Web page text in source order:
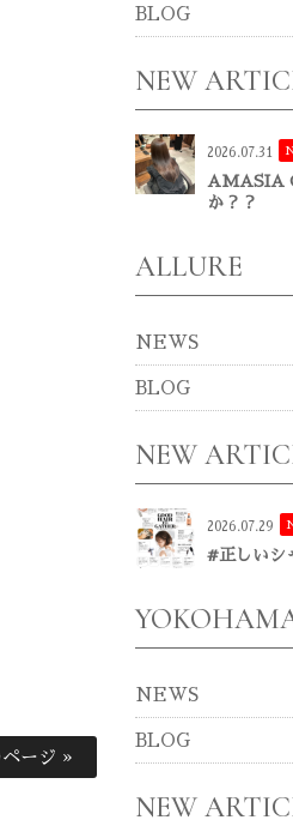
ージ »
BLOG
NEW
2026.07.31
AMASIA
か？？
ALLURE
NEWS
BLOG
NEW
2026.07.29
#正しいシ
NEWS
BLOG
NEW